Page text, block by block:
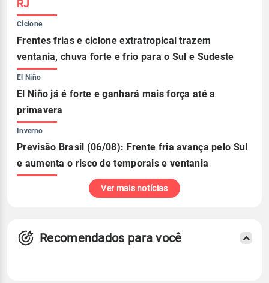
RJ
Ciclone
Frentes frias e ciclone extratropical trazem
ventania, chuva forte e frio para o Sul e Sudeste
El Niño
El Niño já é forte e ganhará mais força até a
primavera
Inverno
Previsão Brasil (06/08): Frente fria avança pelo Sul
e aumenta o risco de temporais e ventania
Ver mais notícias
Recomendados para você